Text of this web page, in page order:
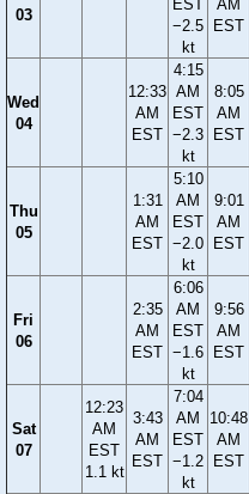
03
EST
−2.5
kt
AM
EST
Wed
04
12:33
AM
EST
4:15
AM
EST
−2.3
kt
8:05
AM
EST
Thu
05
1:31
AM
EST
5:10
AM
EST
−2.0
kt
9:01
AM
EST
Fri
06
2:35
AM
EST
6:06
AM
EST
−1.6
kt
9:56
AM
EST
Sat
07
12:23
AM
EST
1.1 kt
3:43
AM
EST
7:04
AM
EST
−1.2
kt
10:48
AM
EST